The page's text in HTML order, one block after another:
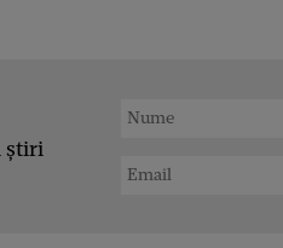
știri